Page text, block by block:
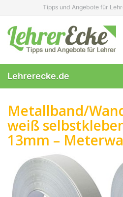
content
Tipps und Angebote für
Lehrerecke.de
Metallband/
weiß
13mm –